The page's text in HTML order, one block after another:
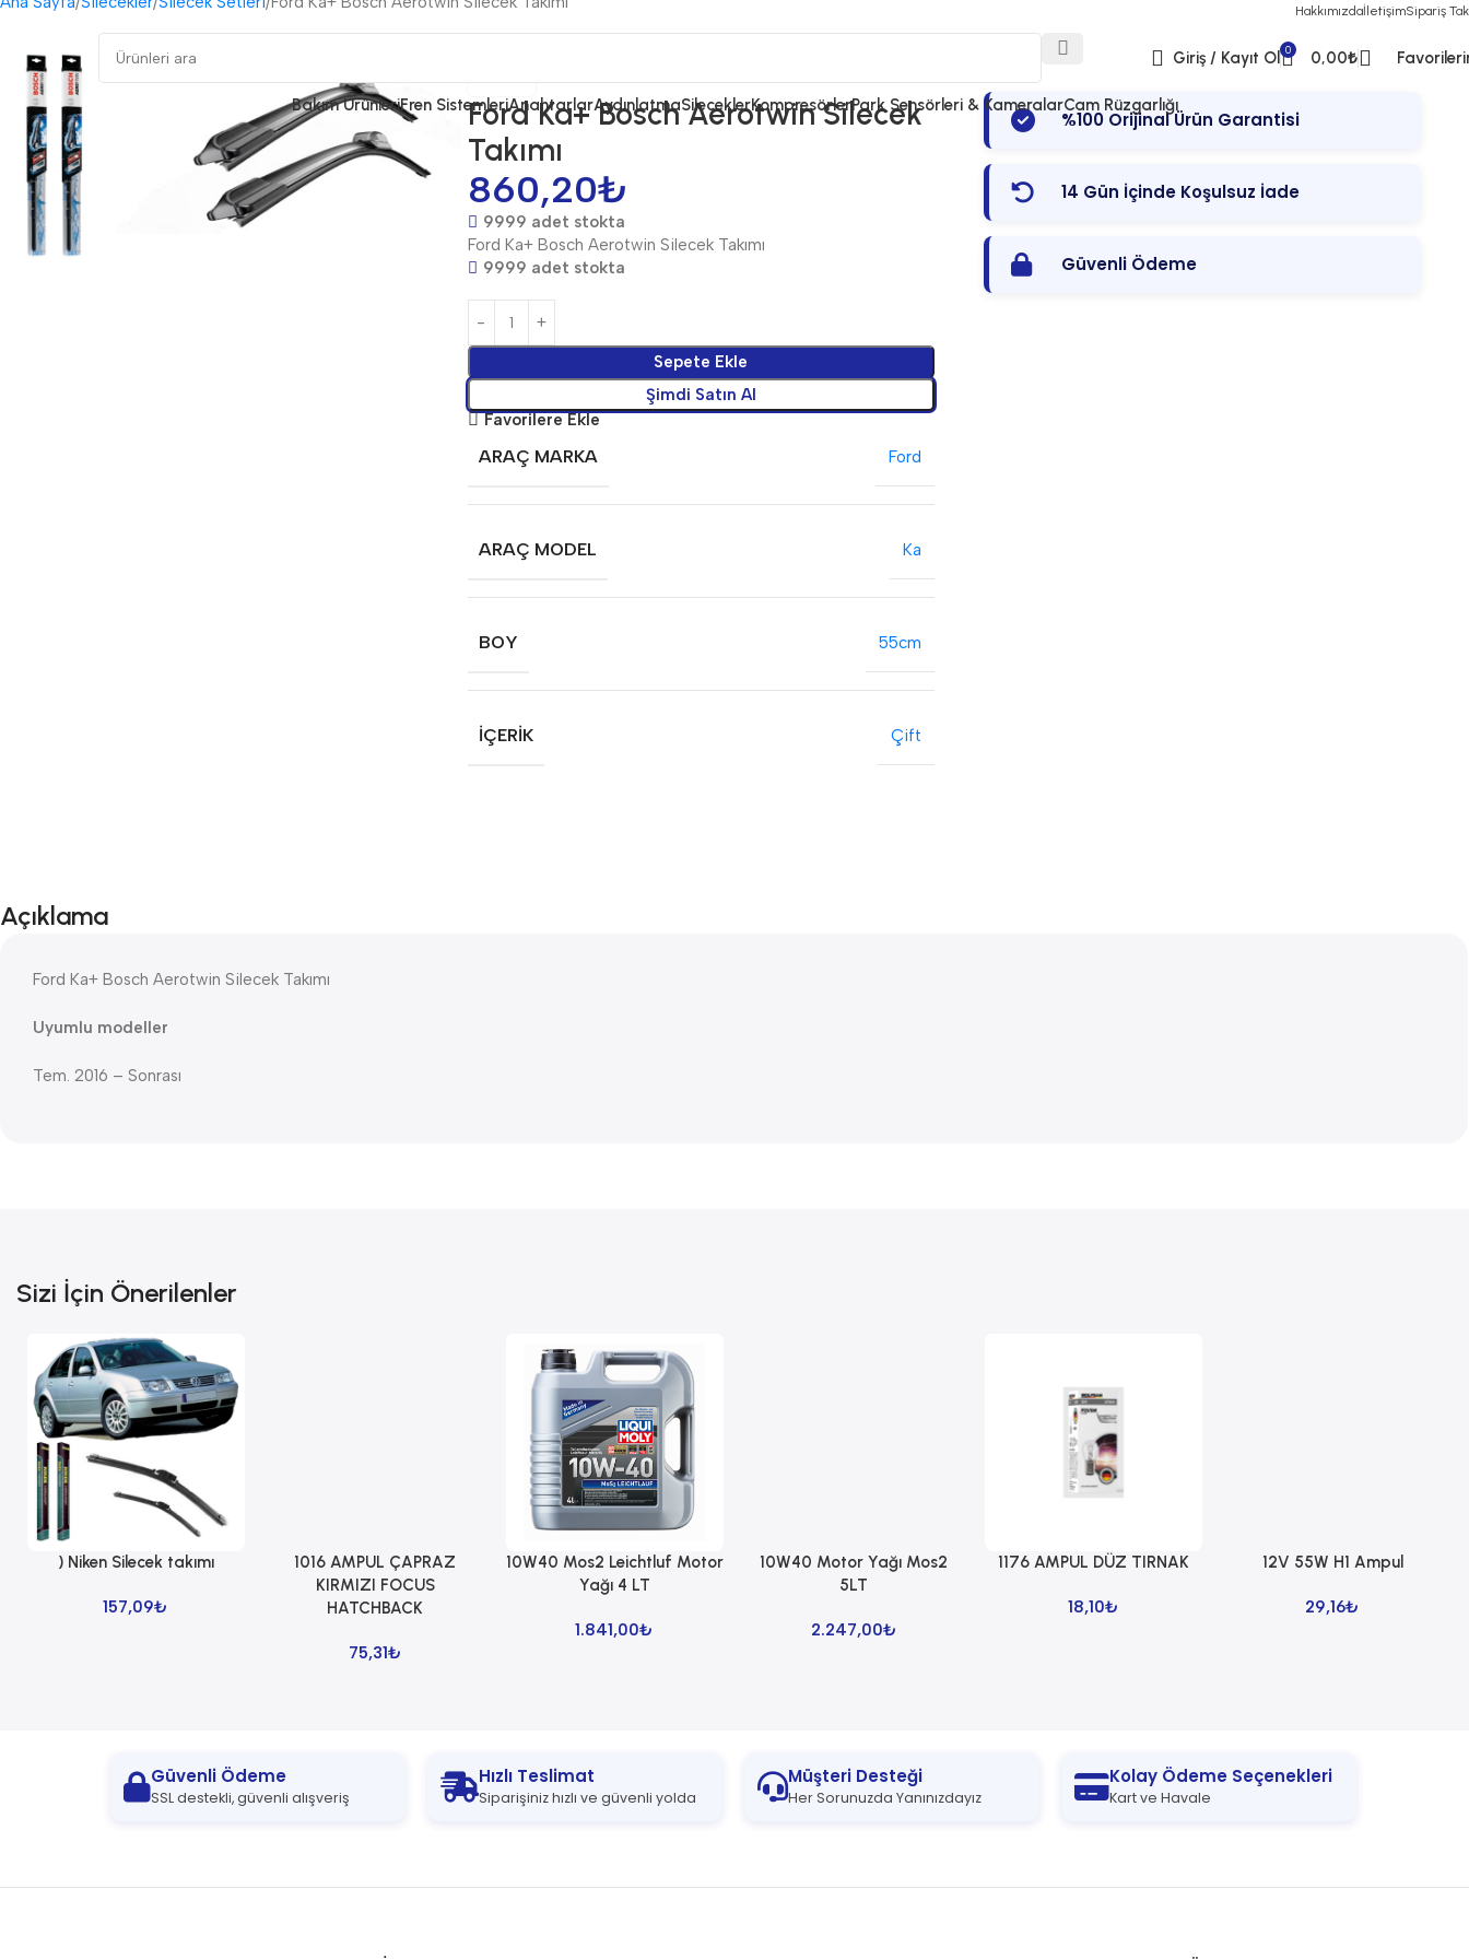
HakkımızdaİletişimSipariş
Giriş / Kayıt Ol 0 0,00₺
Bakım ÜrünleriFren SistemleriAnahtarlarAydınlatmaSileceklerKompresörlerPark Sensörleri & KameralarCam Rüzgarlığı
Ford Ka+ Bosch Aerotwin Silecek
Takımı
860,20₺
9999 adet stokta
Ford Ka+ Bosch Aerotwin Silecek Takımı
9999 adet stokta
Sepete Ekle
Şimdi Satın Al
Favorilere Ekle
ARAÇ MARKA Ford
ARAÇ MODEL Ka
BOY 55cm
İÇERIK Çift
%100 Orijinal Ürün Garantisi
14 Gün İçinde Koşulsuz İade
Güvenli Ödeme
Açıklama
Ford Ka+ Bosch Aerotwin Silecek Takımı
Uyumlu modeller
Tem. 2016 – Sonrası
Sizi İçin Önerilenler
Sepete Ekle
) Niken Silecek takımı
157,09₺
Sepete Ekle
1016 AMPUL ÇAPRAZ
KIRMIZI FOCUS
HATCHBACK
75,31₺
Sepete Ekle
10W40 Mos2 Leichtluf Motor
Yağı 4 LT
1.841,00₺
Sepete Ekle
10W40 Motor Yağı Mos2
5LT
2.247,00₺
Sepete Ekle
1176 AMPUL DÜZ TIRNAK
18,10₺
Sepete Ekle
12V 55W H1 Ampul
29,16₺
Güvenli Ödeme
SSL destekli, güvenli alışveriş
Hızlı Teslimat
Siparişiniz hızlı ve güvenli yolda
Müşteri Desteği
Her Sorunuzda Yanınızdayız
Kolay Ödeme Seçenekleri
Kart ve Havale